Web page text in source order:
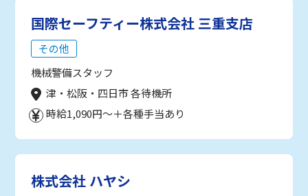
国際セーフティー株式会社 三重支店
その他
機械警備スタッフ
津・松阪・四日市 各待機所
時給1,090円～＋各種手当あり
株式会社 ハヤシ